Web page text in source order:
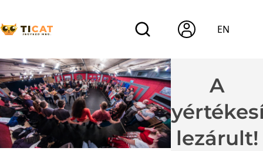
EN
A
lezárult!